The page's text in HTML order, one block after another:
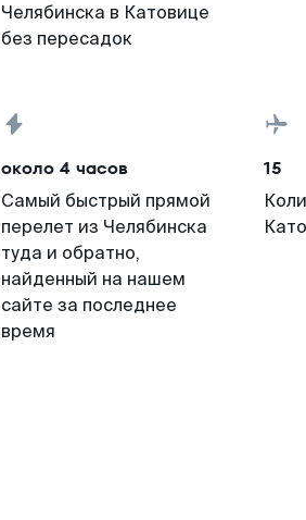
Челябинска в Катовице
без пересадок
около 4 часов
Самый быстрый прямой
перелет из Челябинска
туда и обратно,
найденный на нашем
сайте за последнее
время
15